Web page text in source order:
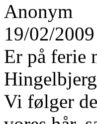
Anonym
19/02/
Er på ferie
Vi følger